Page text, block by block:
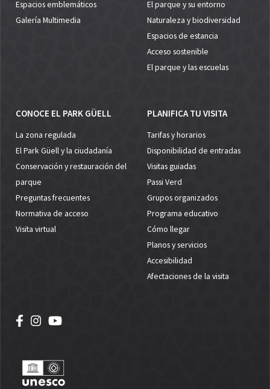
Espacios emblemáticos
Galería Multimedia
El parque y su entorno
Naturaleza y biodiversidad
Espacios de estancia
Acceso sostenible
El parque y las escuelas
CONOCE EL PARK GÜELL
La zona regulada
El Park Güell y la ciudadanía
Conservación y restauración del
parque
Preguntas frecuentes
Normativa de acceso
Visita virtual
PLANIFICA TU VISITA
Tarifas y horarios
Disponibilidad de entradas
Visitas guiadas
Passi Verd
Grupos organizados
Programa educativo
Cómo llegar
Planos y servicios
Accesibilidad
Afectaciones de la visita